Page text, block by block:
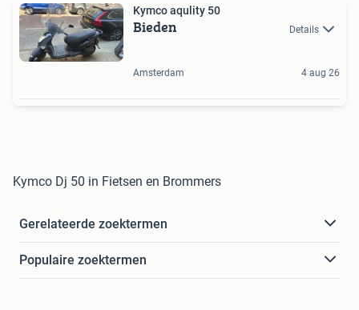
Kymco aqulity 50
Bieden Details
Amsterdam 4 aug 26
Kymco Dj 50 in Fietsen en Brommers
Gerelateerde zoektermen
Populaire zoektermen